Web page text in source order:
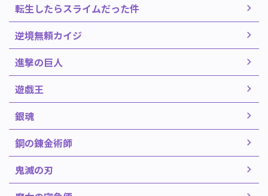
転生したらスライムだった件
逆境無頼カイジ
進撃の巨人
遊戯王
銀魂
鋼の錬金術師
鬼滅の刃